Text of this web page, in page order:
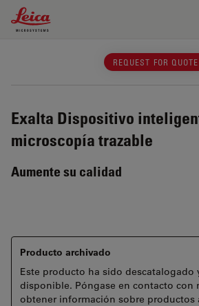
Leica Microsystems Logo
REQUEST FOR QUOTE
Exalta Dispositivo
microscopía trazable
Aumente su calidad
Producto archivado
Este producto ha sido descatalogado
disponible. Póngase en contacto con
obtener información sobre productos